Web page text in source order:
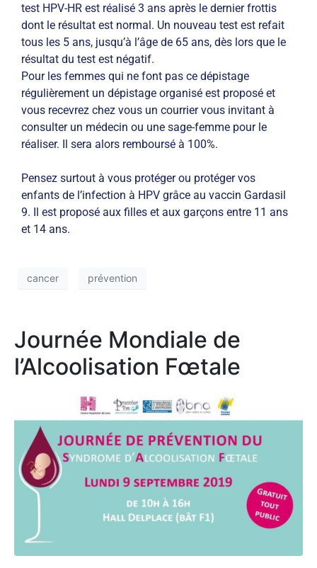
test HPV-HR est réalisé 3 ans après le dernier frottis
dont le résultat est normal. Un nouveau test est refait
tous les 5 ans, jusqu’à l’âge de 65 ans, dès lors que le
résultat du test est négatif.
Pour les femmes qui ne font pas ce dépistage
régulièrement un dépistage organisé est proposé et
vous recevrez chez vous un courrier vous invitant à
consulter un médecin ou une sage-femme pour le
réaliser. Il sera alors remboursé à 100%.
Pensez surtout à vous protéger ou protéger vos
enfants de l’infection à HPV grâce au vaccin Gardasil
9. Il est proposé aux filles et aux garçons entre 11 ans
et 14 ans.
cancer prévention
Journée Mondiale de
l’Alcoolisation Fœtale